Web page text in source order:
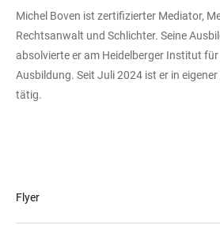
Michel Boven ist zertifizierter Mediator,
Rechtsanwalt und Schlichter. Seine
absolvierte er am Heidelberger Institut
Ausbildung. Seit Juli 2024 ist er in
tätig.
Flyer